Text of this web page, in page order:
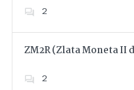
2
ZM2R (Zlata Moneta II
2